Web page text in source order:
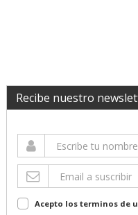
Recibe nuestro
Acepto los terminos de